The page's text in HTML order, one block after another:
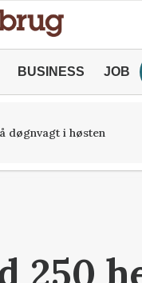
BUSINESS JOB
døgnvagt i høsten
250